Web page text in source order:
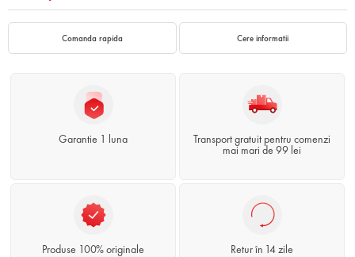
Comanda rapida Cere informatii
Garantie 1 luna
Transport gratuit pentru comenzi
mai mari de 99 lei
Produse 100% originale Retur în 14 zile